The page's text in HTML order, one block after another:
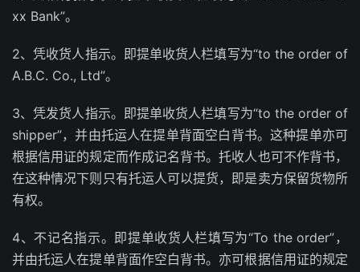
xx Bank”。
2、凭收货人指示。即提单收货人栏填写为“to the order of
A.B.C. Co., Ltd”。
3、凭发货人指示。即提单收货人栏填写为“to the order of
shipper”，并由托运人在提单背面空白背书。这种提单亦可
根据信用证的规定而作成记名背书。托收人也可不作背书，
在这种情况下则只有托运人可以提货，即是卖方保留货物所
有权。
4、不记名指示。即提单收货人栏填写为“To the order”，
并由托运人在提单背面作空白背书。亦可根据信用证的规定